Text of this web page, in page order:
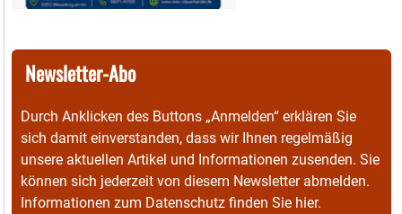
Newsletter-Abo
Durch Anklicken des Buttons „Anmelden“ erklären Sie
sich damit einverstanden, dass wir Ihnen regelmäßig
unsere aktuellen Artikel und Informationen zusenden. Sie
können sich jederzeit von diesem Newsletter abmelden.
Informationen zum Datenschutz finden Sie hier.